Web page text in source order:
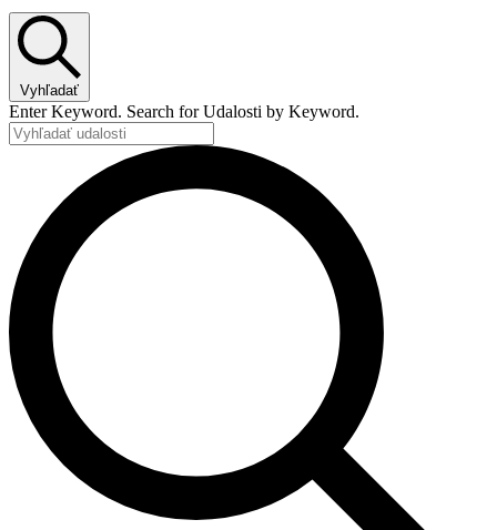
Vyhľadať
Enter Keyword. Search for Udalosti by Keyword.